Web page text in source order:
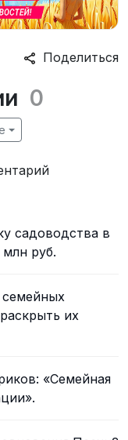
Поделиться
0
садоводства в
млн руб.
их
«Семейная